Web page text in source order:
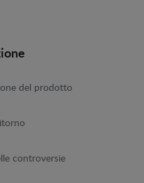
del prodotto
controversie